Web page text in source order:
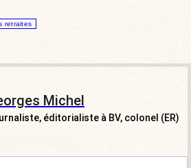
retraites
Michel
éditorialiste à BV, colonel (ER)